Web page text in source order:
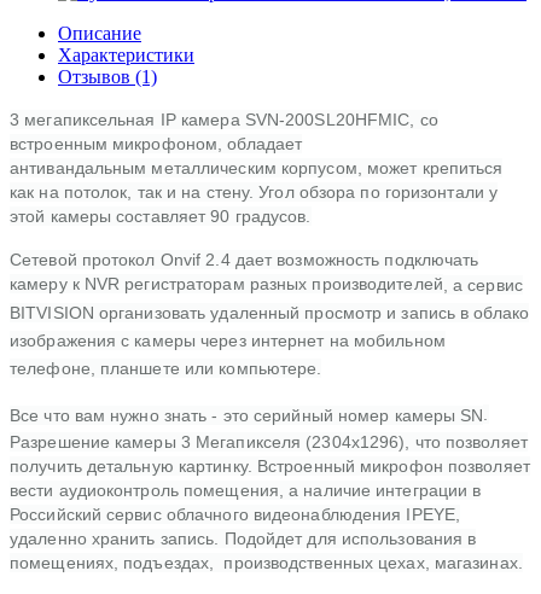
Описание
Характеристики
Отзывов (1)
3 мегапиксельная IP камера SVN-200SL20HFMIC, со
встроенным микрофоном, обладает
антивандальным металлическим корпусом, может крепиться
как на потолок, так и на стену. Угол обзора по горизонтали у
этой камеры составляет 90 градусов.
Сетевой протокол Onvif 2.4 дает возможность подключать
камеру к NVR регистраторам разных производителей , а сервис
BITVISION организовать удаленный просмотр и запись в облако
изображения с камеры через интернет на мобильном
телефоне, планшете или компьютере.
Все что вам нужно знать - это серийный номер камеры SN
Разрешение камеры 3 Мегапикселя (2304x1296), что позволяет
получить детальную картинку. Встроенный микрофон позволяет
вести аудиоконтроль помещения, а наличие интеграции в
Российский сервис облачного видеонаблюдения IPEYE,
удаленно хранить запись. Подойдет для использования в
помещениях, подъездах, производственных цехах, магазинах.